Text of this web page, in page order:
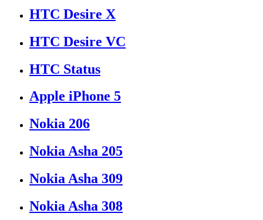
HTC Desire X
HTC Desire VC
HTC Status
Apple iPhone 5
Nokia 206
Nokia Asha 205
Nokia Asha 309
Nokia Asha 308